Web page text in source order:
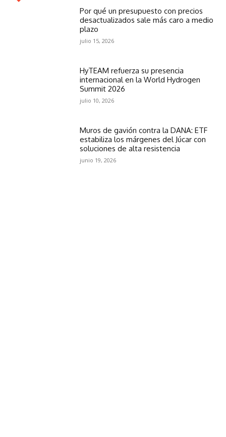
Por qué un presupuesto con precios
desactualizados sale más caro a medio
plazo
julio 15, 2026
HyTEAM refuerza su presencia
internacional en la World Hydrogen
Summit 2026
julio 10, 2026
Muros de gavión contra la DANA: ETF
estabiliza los márgenes del Júcar con
soluciones de alta resistencia
junio 19, 2026